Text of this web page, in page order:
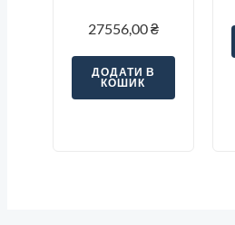
27556,00₴
ДОДАТИ В
КОШИК